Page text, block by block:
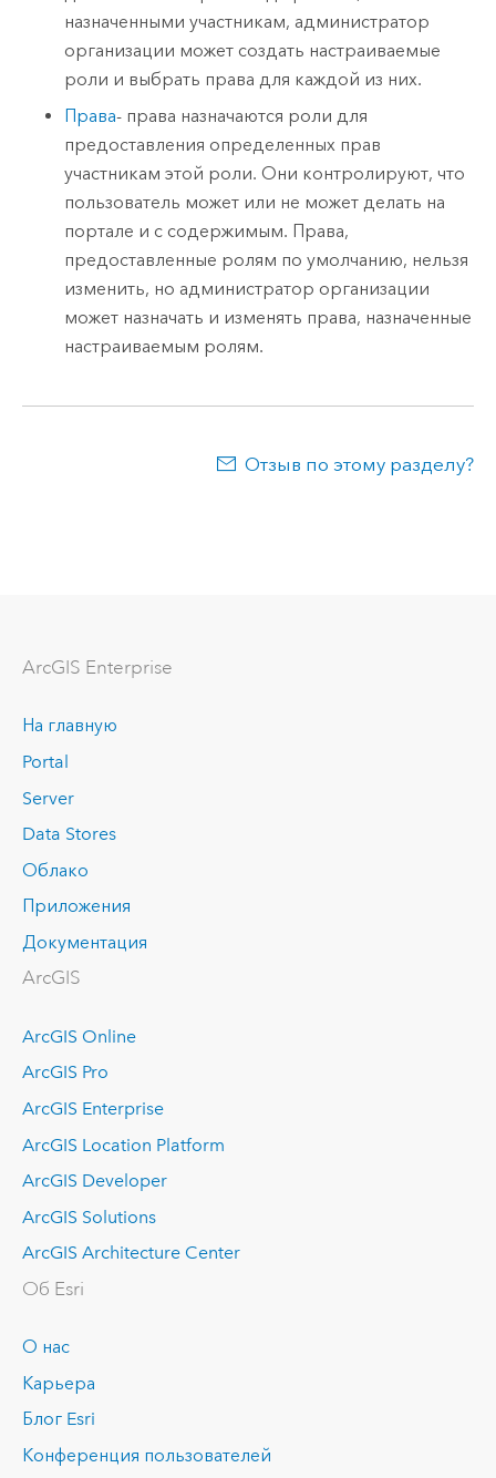
назначенными участникам, администратор
организации может создать настраиваемые
роли и выбрать права для каждой из них.
Права- права назначаются роли для
предоставления определенных прав
участникам этой роли. Они контролируют, что
пользователь может или не может делать на
портале и с содержимым. Права,
предоставленные ролям по умолчанию, нельзя
изменить, но администратор организации
может назначать и изменять права, назначенные
настраиваемым ролям.
Отзыв по этому разделу?
ArcGIS Enterprise
На главную
Portal
Server
Data Stores
Облако
Приложения
Документация
ArcGIS
ArcGIS Online
ArcGIS Pro
ArcGIS Enterprise
ArcGIS Location Platform
ArcGIS Developer
ArcGIS Solutions
ArcGIS Architecture Center
Об Esri
О нас
Карьера
Блог Esri
Конференция пользователей